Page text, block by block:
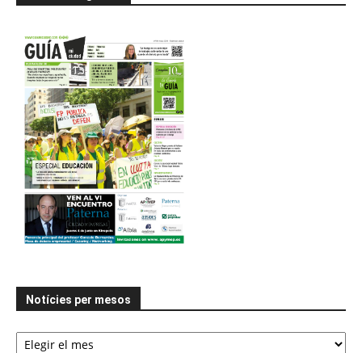
Notícies per mesos
Notícies
per